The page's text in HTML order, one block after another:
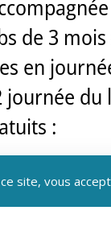
de 3
en
:
site, vous